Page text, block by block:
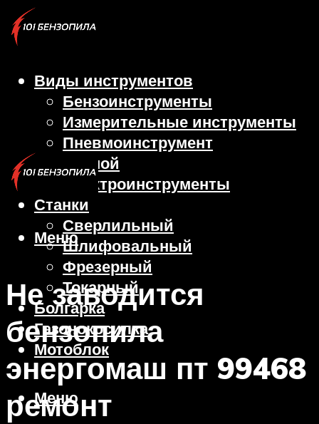
Виды инструментов
Бензоинструменты
Измерительные инструменты
Пневмоинструмент
Ручной
Электроинструменты
Станки
Сверлильный
Шлифовальный
Фрезерный
Токарный
Болгарка
Газонокосилка
Мотоблок
Меню
Меню
Не заводится
бензопила
энергомаш пт 99468
ремонт